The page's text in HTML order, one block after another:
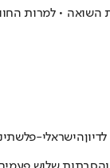
• למרות
הישראלי-